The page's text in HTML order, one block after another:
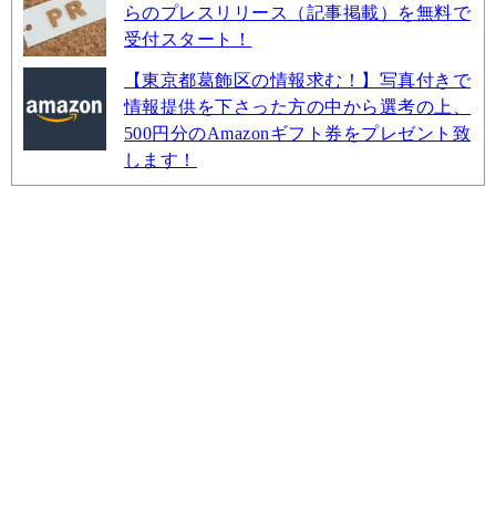
らのプレスリリース（記事掲載）を無料で
受付スタート！
【東京都葛飾区の情報求む！】写真付きで
情報提供を下さった方の中から選考の上、
500円分のAmazonギフト券をプレゼント致
します！